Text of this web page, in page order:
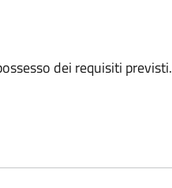
dei requisiti previsti.